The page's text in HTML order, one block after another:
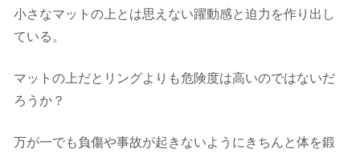
小さなマットの上とは思えない躍動感と迫力を作り出し
ている。
マットの上だとリングよりも危険度は高いのではないだ
ろうか？
万が一でも負傷や事故が起きないようにきちんと体を鍛